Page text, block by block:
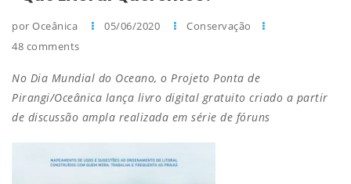
por Oceânica 05/06/2020
Conservação
48 comments
No Dia Mundial do Oceano, o Projeto Ponta de
Pirangi/Oceânica lança livro digital gratuito criado a partir
de discussão ampla realizada em série de fóruns